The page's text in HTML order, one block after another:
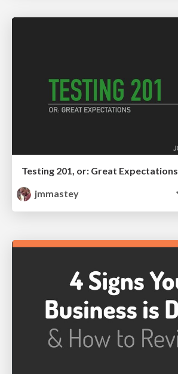
Testing 201, or: Great Expectations
jmmastey